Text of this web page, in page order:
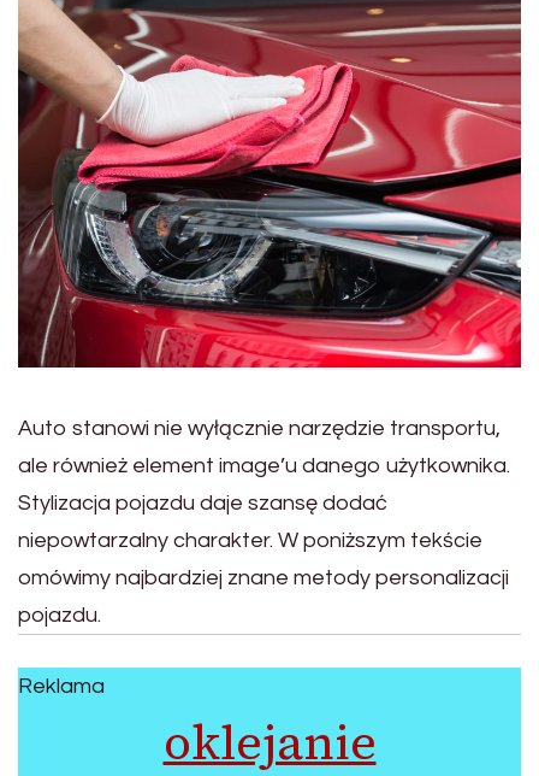
Auto stanowi nie wyłącznie narzędzie transportu,
ale również element image’u danego użytkownika.
Stylizacja pojazdu daje szansę dodać
niepowtarzalny charakter. W poniższym tekście
omówimy najbardziej znane metody personalizacji
pojazdu.
Reklama
oklejanie